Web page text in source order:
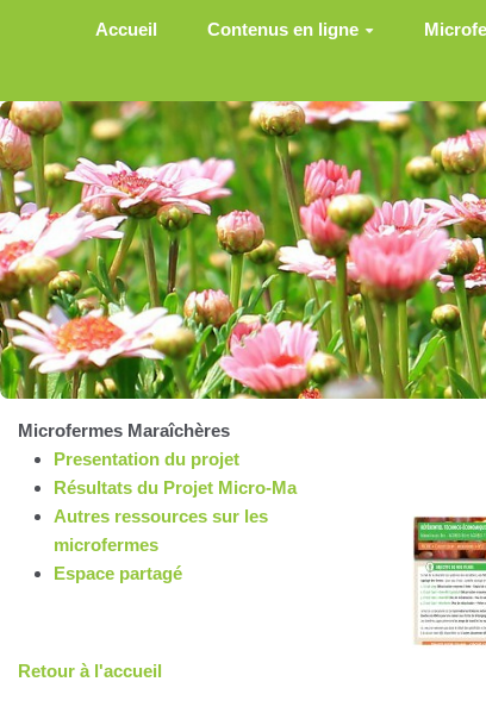
Aller au contenu principal
Accueil Contenus en ligne
Microfermes Maraîchères
Presentation du projet
Résultats du Projet Micro-Ma
Autres ressources sur les
microfermes
Espace partagé
Retour à l'accueil